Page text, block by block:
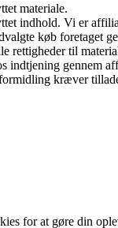
materiale.
indhold. Vi er
køb foretaget
rettigheder til
indtjening gennem
kræver
for at gøre din